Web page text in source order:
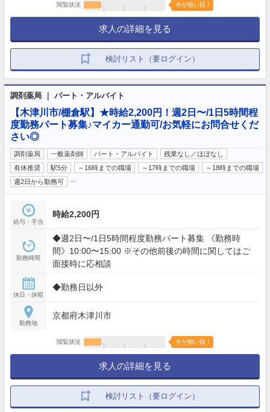
閲覧状況 今が狙い目！
求人の詳細を見る
検討リスト（要ログイン）
調剤薬局 ｜ パート・アルバイト
【木津川市/棚倉駅】★時給2,200円！週2日〜/1日5時間程
度勤務パート募集♪マイカー通勤可/お気軽にお問合せくだ
さい◎
調剤薬局 一般薬剤師 パート・アルバイト
残業なし／ほぼなし
有休推奨
駅5分 ～16時までの職場 ～17時までの職場
～18時までの職場
週2日から勤務可
給与・手当
時給2,200円
勤務時間
◆週2日〜/1日5時間程度勤務パート募集 《勤務時
間》10:00〜15:00 ※その他前後の時間に関してはご
面接時に応相談
休日・休暇
◆勤務日以外
勤務地
京都府木津川市
閲覧状況 今が狙い目！
求人の詳細を見る
検討リスト（要ログイン）